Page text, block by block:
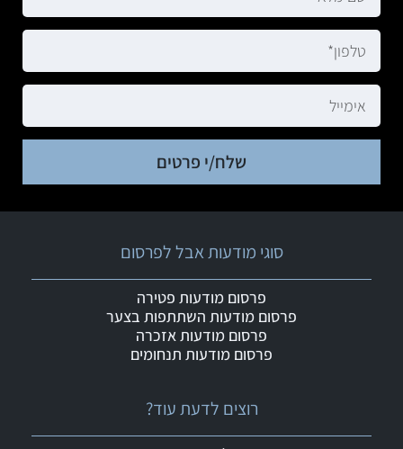
שלח/י פרטים
רוצים לדעת עוד?
סוגי מודעות אבל לפרסום
פרסום מודעות פטירה
פרסום מודעות השתתפות בצער
פרסום מודעות אזכרה
פרסום מודעות תנחומים